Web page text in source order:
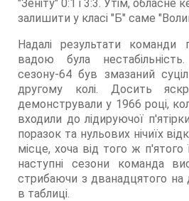
"Зеніту" 0:1 і 3:3. Утім, обласне
залишити у класі "Б" саме
Надалі результати команди
вадою була
сезону-64 був змазаний
другому колі. Досить
демонстрували у 1966 році,
входили до лідируючої
поразок та нульових нічиїх
місце, хоча від того ж п'ятого
наступні сезони команда
стрибаючи з дванадцятого на
в таблиці.